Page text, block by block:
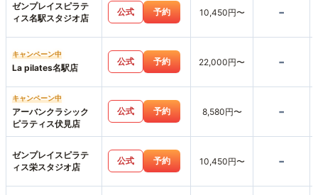
ゼンプレイスピラテ
ィス名駅スタジオ店
公式 予約 10,450円〜 -
キャンペーン中
La pilates名駅店
公式 予約 22,000円〜 -
キャンペーン中
アーバンクラシック
ピラティス伏見店
公式 予約 8,580円〜 -
ゼンプレイスピラテ
ィス栄スタジオ店
公式 予約 10,450円〜 -